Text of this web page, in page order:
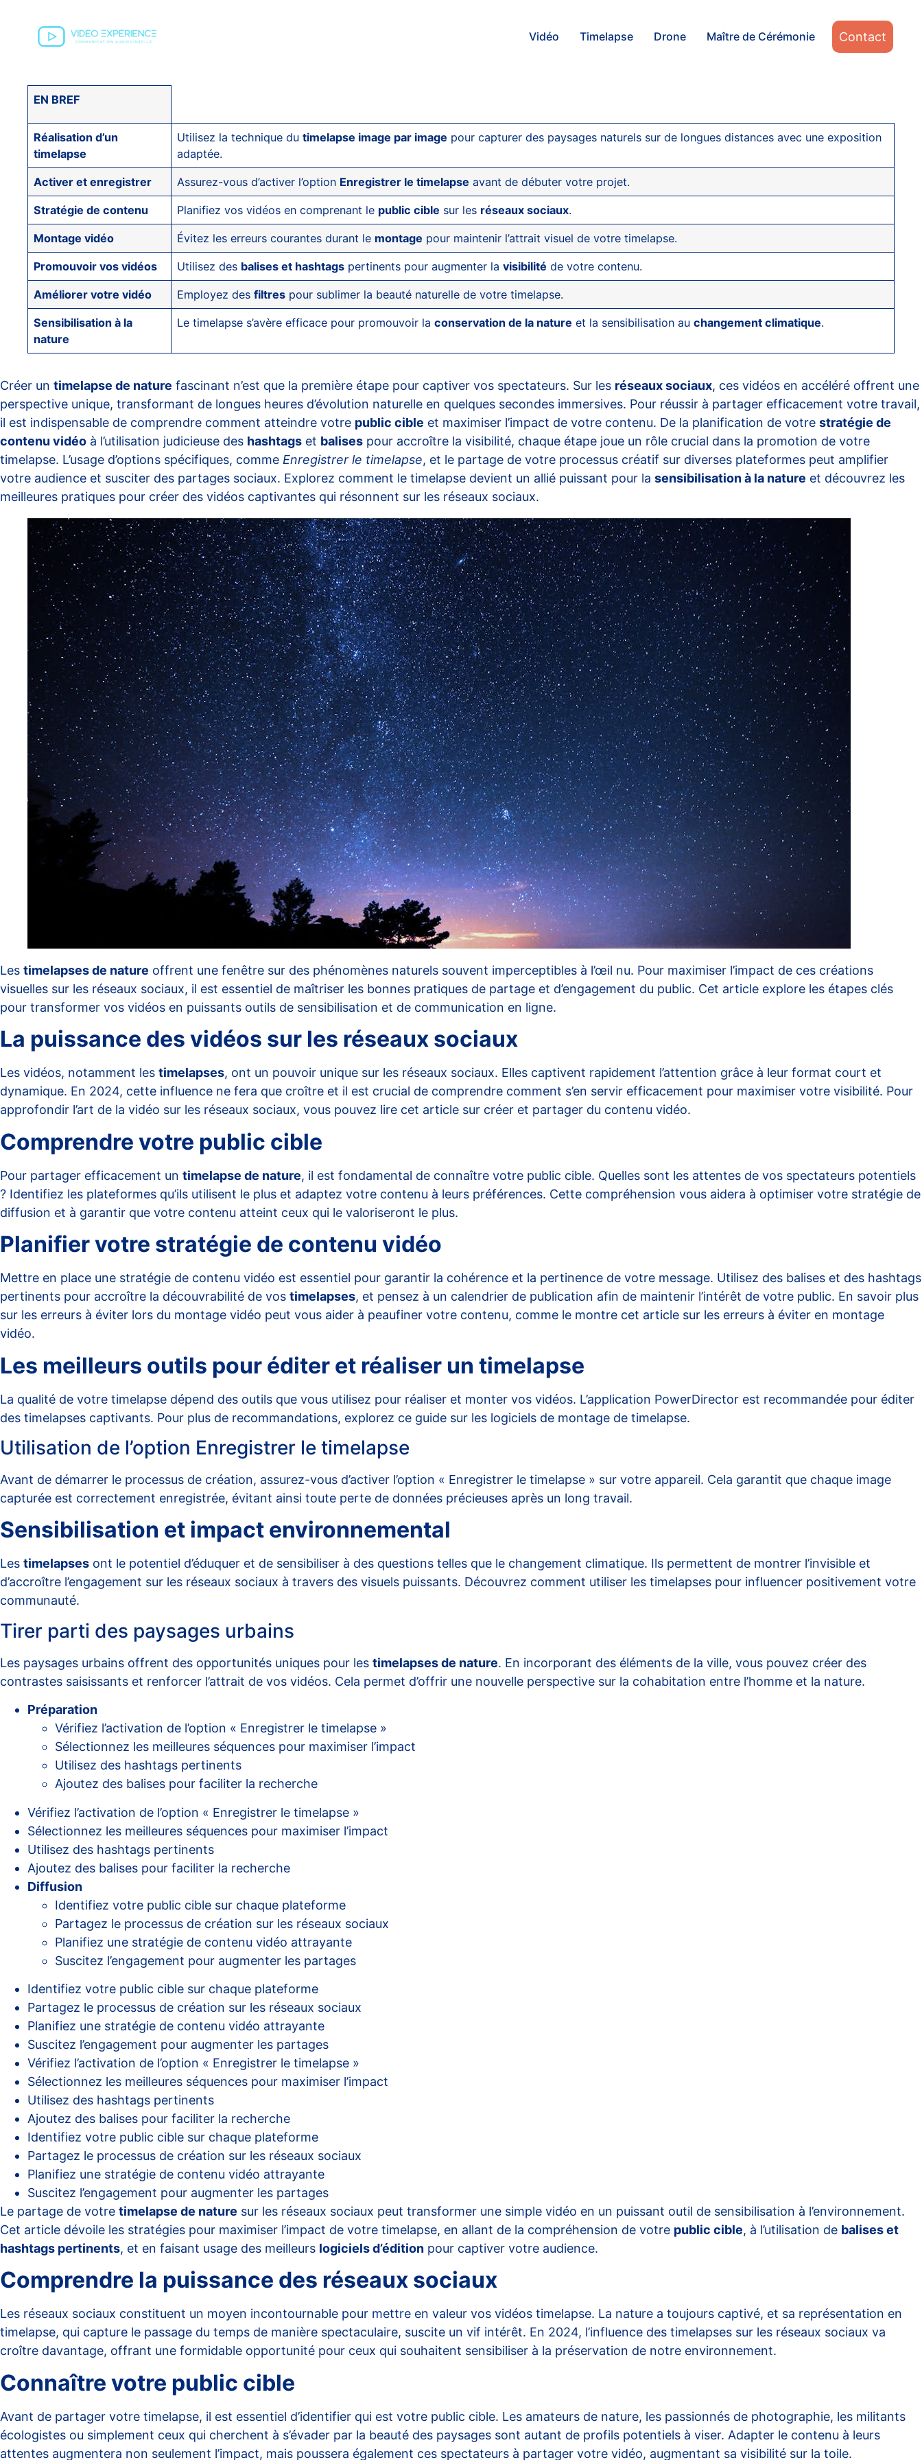
Vidéo Timelapse Drone Maître de Cérémonie Contact
EN BREF
Réalisation d’un
timelapse
Utilisez la technique dutimelapse image par image pour capturer des paysages naturels sur de longues distances avec une exposition
adaptée.
Activer et enregistrer Assurez-vous d’activer l’option Enregistrer le timelapse avant de débuter votre projet.
Stratégie de contenu Planifiez vos vidéos en comprenant le public cible sur les réseaux sociaux.
Montage vidéo Évitez les erreurs courantes durant le montage pour maintenir l’attrait visuel de votre timelapse.
Promouvoir vos vidéos Utilisez des balises et hashtags pertinents pour augmenter lavisibilité de votre contenu.
Améliorer votre vidéo Employez desfiltres pour sublimer la beauté naturelle de votre timelapse.
Sensibilisation à la
nature
Le timelapse s’avère efficace pour promouvoir laconservation de la nature et la sensibilisation auchangement climatique.
Créer un timelapse de nature fascinant n’est que la première étape pour captiver vos spectateurs. Sur les réseaux sociaux, ces vidéos en accéléré offrent une
perspective unique, transformant de longues heures d’évolution naturelle en quelques secondes immersives. Pour réussir à partager efficacement votre travail,
il est indispensable de comprendre comment atteindre votre public cible et maximiser l’impact de votre contenu. De la planification de votre stratégie de
contenu vidéo à l’utilisation judicieuse des hashtags et balises pour accroître la visibilité, chaque étape joue un rôle crucial dans la promotion de votre
timelapse. L’usage d’options spécifiques, comme Enregistrer le timelapse, et le partage de votre processus créatif sur diverses plateformes peut amplifier
votre audience et susciter des partages sociaux. Explorez comment le timelapse devient un allié puissant pour la sensibilisation à la nature et découvrez les
meilleures pratiques pour créer des vidéos captivantes qui résonnent sur les réseaux sociaux.
Les timelapses de nature offrent une fenêtre sur des phénomènes naturels souvent imperceptibles à l’œil nu. Pour maximiser l’impact de ces créations
visuelles sur les réseaux sociaux, il est essentiel de maîtriser les bonnes pratiques de partage et d’engagement du public. Cet article explore les étapes clés
pour transformer vos vidéos en puissants outils de sensibilisation et de communication en ligne.
La puissance des vidéos sur les réseaux sociaux
Les vidéos, notamment les timelapses, ont un pouvoir unique sur les réseaux sociaux. Elles captivent rapidement l’attention grâce à leur format court et
dynamique. En 2024, cette influence ne fera que croître et il est crucial de comprendre comment s’en servir efficacement pour maximiser votre visibilité. Pour
approfondir l’art de la vidéo sur les réseaux sociaux, vous pouvez lire cet article sur créer et partager du contenu vidéo.
Comprendre votre public cible
Pour partager efficacement un timelapse de nature, il est fondamental de connaître votre public cible. Quelles sont les attentes de vos spectateurs potentiels
? Identifiez les plateformes qu’ils utilisent le plus et adaptez votre contenu à leurs préférences. Cette compréhension vous aidera à optimiser votre stratégie de
diffusion et à garantir que votre contenu atteint ceux qui le valoriseront le plus.
Planifier votre stratégie de contenu vidéo
Mettre en place une stratégie de contenu vidéo est essentiel pour garantir la cohérence et la pertinence de votre message. Utilisez des balises et des hashtags
pertinents pour accroître la découvrabilité de vos timelapses, et pensez à un calendrier de publication afin de maintenir l’intérêt de votre public. En savoir plus
sur les erreurs à éviter lors du montage vidéo peut vous aider à peaufiner votre contenu, comme le montre cet article sur les erreurs à éviter en montage
vidéo.
Les meilleurs outils pour éditer et réaliser un timelapse
La qualité de votre timelapse dépend des outils que vous utilisez pour réaliser et monter vos vidéos. L’application PowerDirector est recommandée pour éditer
des timelapses captivants. Pour plus de recommandations, explorez ce guide sur les logiciels de montage de timelapse.
Utilisation de l’option Enregistrer le timelapse
Avant de démarrer le processus de création, assurez-vous d’activer l’option « Enregistrer le timelapse » sur votre appareil. Cela garantit que chaque image
capturée est correctement enregistrée, évitant ainsi toute perte de données précieuses après un long travail.
Sensibilisation et impact environnemental
Les timelapses ont le potentiel d’éduquer et de sensibiliser à des questions telles que le changement climatique. Ils permettent de montrer l’invisible et
d’accroître l’engagement sur les réseaux sociaux à travers des visuels puissants. Découvrez comment utiliser les timelapses pour influencer positivement votre
communauté.
Tirer parti des paysages urbains
Les paysages urbains offrent des opportunités uniques pour les timelapses de nature. En incorporant des éléments de la ville, vous pouvez créer des
contrastes saisissants et renforcer l’attrait de vos vidéos. Cela permet d’offrir une nouvelle perspective sur la cohabitation entre l’homme et la nature.
Préparation
Vérifiez l’activation de l’option « Enregistrer le timelapse »
Sélectionnez les meilleures séquences pour maximiser l’impact
Utilisez des hashtags pertinents
Ajoutez des balises pour faciliter la recherche
Vérifiez l’activation de l’option « Enregistrer le timelapse »
Sélectionnez les meilleures séquences pour maximiser l’impact
Utilisez des hashtags pertinents
Ajoutez des balises pour faciliter la recherche
Diffusion
Identifiez votre public cible sur chaque plateforme
Partagez le processus de création sur les réseaux sociaux
Planifiez une stratégie de contenu vidéo attrayante
Suscitez l’engagement pour augmenter les partages
Identifiez votre public cible sur chaque plateforme
Partagez le processus de création sur les réseaux sociaux
Planifiez une stratégie de contenu vidéo attrayante
Suscitez l’engagement pour augmenter les partages
Vérifiez l’activation de l’option « Enregistrer le timelapse »
Sélectionnez les meilleures séquences pour maximiser l’impact
Utilisez des hashtags pertinents
Ajoutez des balises pour faciliter la recherche
Identifiez votre public cible sur chaque plateforme
Partagez le processus de création sur les réseaux sociaux
Planifiez une stratégie de contenu vidéo attrayante
Suscitez l’engagement pour augmenter les partages
Le partage de votre timelapse de nature sur les réseaux sociaux peut transformer une simple vidéo en un puissant outil de sensibilisation à l’environnement.
Cet article dévoile les stratégies pour maximiser l’impact de votre timelapse, en allant de la compréhension de votre public cible, à l’utilisation de balises et
hashtags pertinents, et en faisant usage des meilleurs logiciels d’édition pour captiver votre audience.
Comprendre la puissance des réseaux sociaux
Les réseaux sociaux constituent un moyen incontournable pour mettre en valeur vos vidéos timelapse. La nature a toujours captivé, et sa représentation en
timelapse, qui capture le passage du temps de manière spectaculaire, suscite un vif intérêt. En 2024, l’influence des timelapses sur les réseaux sociaux va
croître davantage, offrant une formidable opportunité pour ceux qui souhaitent sensibiliser à la préservation de notre environnement.
Connaître votre public cible
Avant de partager votre timelapse, il est essentiel d’identifier qui est votre public cible. Les amateurs de nature, les passionnés de photographie, les militants
écologistes ou simplement ceux qui cherchent à s’évader par la beauté des paysages sont autant de profils potentiels à viser. Adapter le contenu à leurs
attentes augmentera non seulement l’impact, mais poussera également ces spectateurs à partager votre vidéo, augmentant sa visibilité sur la toile.